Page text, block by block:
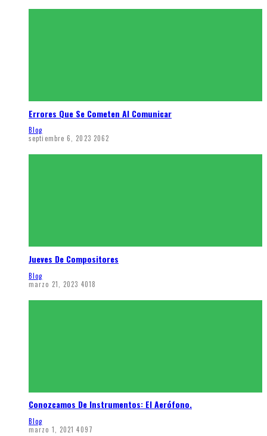
Errores Que Se Cometen Al Comunicar
Blog
septiembre 6, 2023 2062
Jueves De Compositores
Blog
marzo 21, 2023 4018
Conozcamos De Instrumentos: El Aerófono.
Blog
marzo 1, 2021 4097